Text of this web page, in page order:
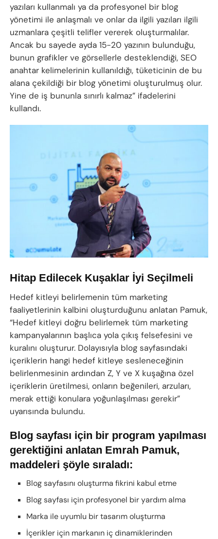
yazıları kullanmalı ya da profesyonel bir blog
yönetimi ile anlaşmalı ve onlar da ilgili yazıları ilgili
uzmanlara çeşitli telifler vererek oluşturmalılar.
Ancak bu sayede ayda 15-20 yazının bulunduğu,
bunun grafikler ve görsellerle desteklendiği, SEO
anahtar kelimelerinin kullanıldığı, tüketicinin de bu
alana çekildiği bir blog yönetimi oluşturulmuş olur.
Yine de iş bununla sınırlı kalmaz” ifadelerini
kullandı.
Hitap Edilecek Kuşaklar İyi Seçilmeli
Hedef kitleyi belirlemenin tüm marketing
faaliyetlerinin kalbini oluşturduğunu anlatan Pamuk,
“Hedef kitleyi doğru belirlemek tüm marketing
kampanyalarının başlıca yola çıkış felsefesini ve
kuralını oluşturur. Dolayısıyla blog sayfasındaki
içeriklerin hangi hedef kitleye sesleneceğinin
belirlenmesinin ardından Z, Y ve X kuşağına özel
içeriklerin üretilmesi, onların beğenileri, arzuları,
merak ettiği konulara yoğunlaşılması gerekir”
uyarısında bulundu.
Blog sayfası için bir program yapılması
gerektiğini anlatan Emrah Pamuk,
maddeleri şöyle sıraladı:
Blog sayfasını oluşturma fikrini kabul etme
Blog sayfası için profesyonel bir yardım alma
Marka ile uyumlu bir tasarım oluşturma
İçerikler için markanın iç dinamiklerinden